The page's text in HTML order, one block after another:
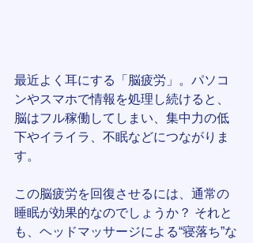
最近よく耳にする「脳疲労」。パソコ
ンやスマホで情報を処理し続けると、
脳はフル稼働してしまい、集中力の低
下やイライラ、不眠などにつながりま
す。
この脳疲労を回復させるには、通常の
睡眠が効果的なのでしょうか？ それと
も、ヘッドマッサージによる“寝落ち”な